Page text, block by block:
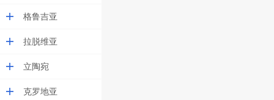
格鲁吉亚
拉脱维亚
立陶宛
克罗地亚